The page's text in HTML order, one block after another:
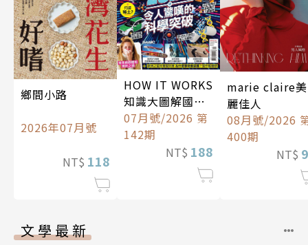
鄉間小路
2026年07月號
NT$ 118
HOW IT WORKS
知識大圖解國際
中文版
07月號/2026 第
142期
NT$ 188
marie claire美
麗佳人
08月號/2026
400期
NT$
文學最新